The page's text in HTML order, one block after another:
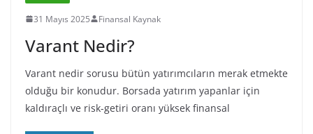
31 Mayıs 2025 Finansal Kaynak
Varant Nedir?
Varant nedir sorusu bütün yatırımcıların merak etmekte
olduğu bir konudur. Borsada yatırım yapanlar için
kaldıraçlı ve risk-getiri oranı yüksek finansal